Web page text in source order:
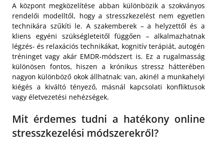
A központ megközelítése abban különbözik a szokványos
rendelői modelltől, hogy a stresszkezelést nem egyetlen
technikára szűkíti le. A szakemberek – a helyzettől és a
kliens egyéni szükségleteitől függően – alkalmazhatnak
légzés- és relaxációs technikákat, kognitív terápiát, autogén
tréninget vagy akár EMDR-módszert is. Ez a rugalmasság
különösen fontos, hiszen a krónikus stressz hátterében
nagyon különböző okok állhatnak: van, akinél a munkahelyi
kiégés a kiváltó tényező, másnál kapcsolati konfliktusok
vagy életvezetési nehézségek.
Mit érdemes tudni a hatékony online
stresszkezelési módszerekről?